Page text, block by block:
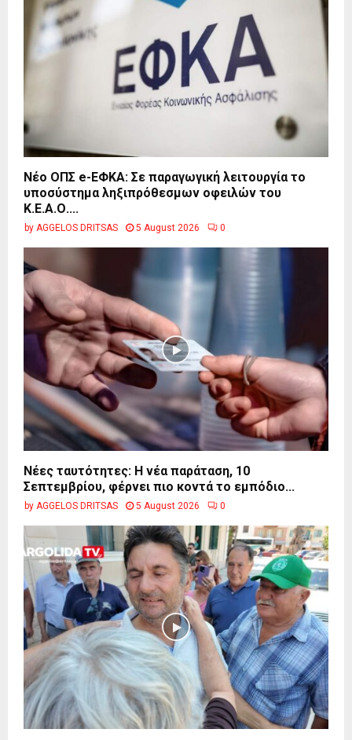
Νέο ΟΠΣ e-ΕΦΚΑ: Σε παραγωγική λειτουργία το
υποσύστημα ληξιπρόθεσμων οφειλών του
Κ.Ε.Α.Ο....
by AGGELOS DRITSAS 5 August 2026 0
Νέες ταυτότητες: Η νέα παράταση, 10
Σεπτεμβρίου, φέρνει πιο κοντά το εμπόδιο...
by AGGELOS DRITSAS 5 August 2026 0